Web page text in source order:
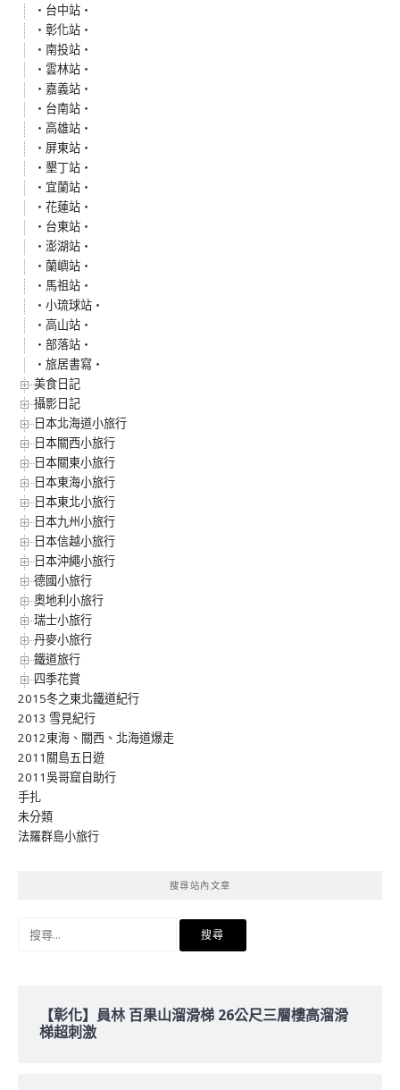
‧台中站‧
‧彰化站‧
‧南投站‧
‧雲林站‧
‧嘉義站‧
‧台南站‧
‧高雄站‧
‧屏東站‧
‧墾丁站‧
‧宜蘭站‧
‧花蓮站‧
‧台東站‧
‧澎湖站‧
‧蘭嶼站‧
‧馬祖站‧
‧小琉球站‧
‧高山站‧
‧部落站‧
‧旅居書寫‧
美食日記
攝影日記
日本北海道小旅行
日本關西小旅行
日本關東小旅行
日本東海小旅行
日本東北小旅行
日本九州小旅行
日本信越小旅行
日本沖繩小旅行
德國小旅行
奧地利小旅行
瑞士小旅行
丹麥小旅行
鐵道旅行
四季花賞
2015冬之東北鐵道紀行
2013 雪見紀行
2012東海、關西、北海道爆走
2011關島五日遊
2011吳哥窟自助行
手扎
未分類
法羅群島小旅行
搜尋站內文章
【彰化】員林 百果山溜滑梯 26公尺三層樓高溜滑
梯超刺激